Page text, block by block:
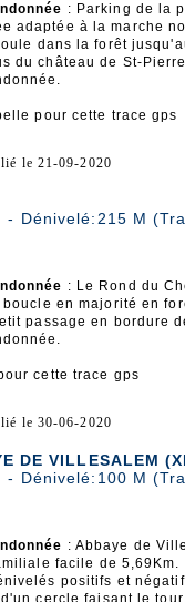
: Parking de la
adaptée à la marche
dans la forêt
du château de St-
pour cette trace gps
le 21-09-2020
Dénivelé:215 M
: Le Rond du
en majorité en
passage en bordure
cette trace gps
le 30-06-2020
DE VILLESALEM
Dénivelé:100 M
: Abbaye de
facile de 5,69Km.
positifs et
cercle faisant le